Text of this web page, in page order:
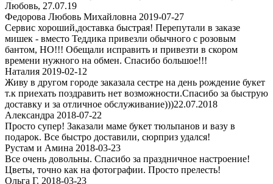
Любовь, 27.07.19
Федорова Любовь Михайловна 2019-07-27
Сервис хороший,доставка быстрая! Перепутали в заказе
мишек - вместо Теддика привезли обычного с розовым
бантом, НО!!! Обещали исправить и привезти в скором
времени нужного на обмен. Спасибо большое!!!
Наталия 2019-02-12
Живу в другом городе заказала сестре на день рождение букет
т.к приехать поздравить нет возможности.Спасибо за быструю
доставку и за отличное обслуживание)))22.07.2018
Александра 2018-07-22
Просто супер! Заказали маме букет тюльпанов и вазу в
подарок. Все быстро доставили, сюрприз удался!
Рустам и Амина 2018-03-23
Все очень довольны. Спасибо за праздничное настроение!
Цветы, точно как на фотографии. Просто прелесть!
Ольга Г. 2018-03-23